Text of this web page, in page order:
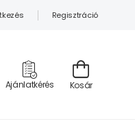
Regisztráció
Ajánlatkérés Kosár